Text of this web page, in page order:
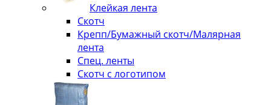
Клейкая лента
Скотч
Крепп/Бумажный скотч/Малярная
лента
Спец. ленты
Скотч с логотипом